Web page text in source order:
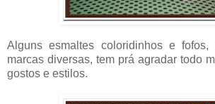
Alguns esmaltes coloridinhos e fofos,
marcas diversas, tem prá agradar todo
gostos e estilos.